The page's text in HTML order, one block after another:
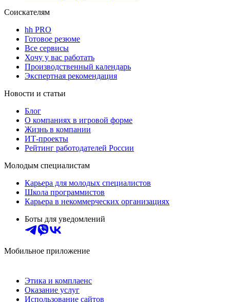
Соискателям
hh PRO
Готовое резюме
Все сервисы
Хочу у вас работать
Производственный календарь
Экспертная рекомендация
Новости и статьи
Блог
О компаниях в игровой форме
Жизнь в компании
ИТ-проекты
Рейтинг работодателей России
Молодым специалистам
Карьера для молодых специалистов
Школа программистов
Карьера в некоммерческих организациях
Боты для уведомлений
Мобильное приложение
Этика и комплаенс
Оказание услуг
Использование сайтов